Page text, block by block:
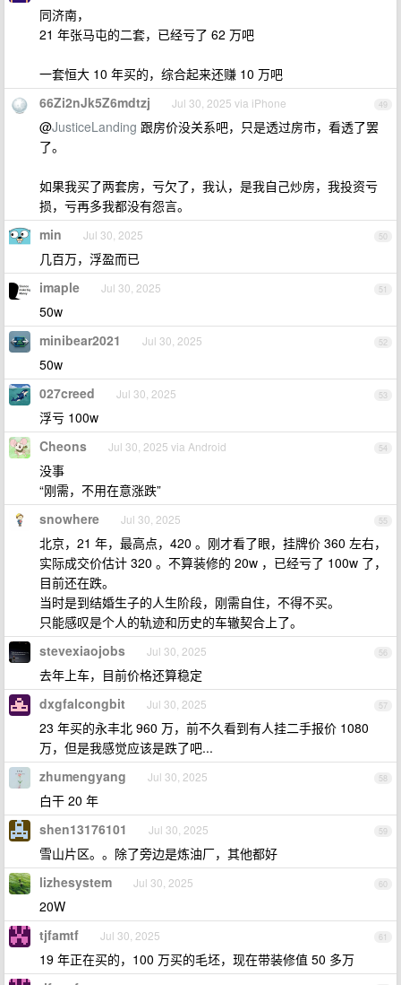
同济南，
21 年张马屯的二套，已经亏了 62 万吧
一套恒大 10 年买的，综合起来还赚 10 万吧
49
66Zi2nJk5Z6mdtzj Jul 30, 2025 via iPhone
@JusticeLanding 跟房价没关系吧，只是透过房市，看透了罢
了。
如果我买了两套房，亏欠了，我认，是我自己炒房，我投资亏
损，亏再多我都没有怨言。
50
min Jul 30, 2025
几百万，浮盈而已
51
imaple Jul 30, 2025
50w
52
minibear2021 Jul 30, 2025
50w
53
027creed Jul 30, 2025
浮亏 100w
54
Cheons Jul 30, 2025 via Android
没事
“刚需，不用在意涨跌”
55
snowhere Jul 30, 2025
北京，21 年，最高点，420 。刚才看了眼，挂牌价 360 左右，
实际成交价估计 320 。不算装修的 20w ，已经亏了 100w 了，
目前还在跌。
当时是到结婚生子的人生阶段，刚需自住，不得不买。
只能感叹是个人的轨迹和历史的车辙契合上了。
56
stevexiaojobs Jul 30, 2025
去年上车，目前价格还算稳定
57
dxgfalcongbit Jul 30, 2025
23 年买的永丰北 960 万，前不久看到有人挂二手报价 1080
万，但是我感觉应该是跌了吧...
58
zhumengyang Jul 30, 2025
白干 20 年
59
shen13176101 Jul 30, 2025
雪山片区。。除了旁边是炼油厂，其他都好
60
lizhesystem Jul 30, 2025
20W
61
tjfamtf Jul 30, 2025
19 年正在买的，100 万买的毛坯，现在带装修值 50 多万